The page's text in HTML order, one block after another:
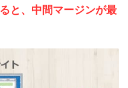
と、中間マージンが最